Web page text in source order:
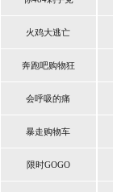
火鸡大逃亡
奔跑吧购物狂
会呼吸的痛
暴走购物车
限时GOGO